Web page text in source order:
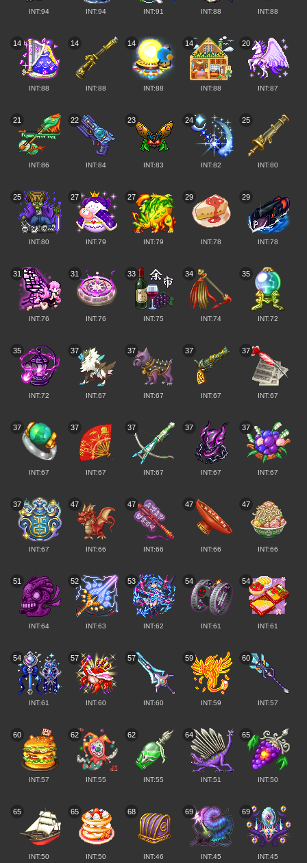
INT:94 INT:94 INT:91 INT:88 INT:88
14
INT:88
14
INT:88
14
INT:88
14
INT:88
20
INT:87
21
INT:86
22
INT:84
23
INT:83
24
INT:82
25
INT:80
25
INT:80
27
INT:79
27
INT:79
29
INT:78
29
INT:78
31
INT:76
31
INT:76
33
INT:75
34
INT:74
35
INT:72
35
INT:72
37
INT:67
37
INT:67
37
INT:67
37
INT:67
37
INT:67
37
INT:67
37
INT:67
37
INT:67
37
INT:67
37
INT:67
47
INT:66
47
INT:66
47
INT:66
47
INT:66
51
INT:64
52
INT:63
53
INT:62
54
INT:61
54
INT:61
54
INT:61
57
INT:60
57
INT:60
59
INT:59
60
INT:57
60
INT:57
62
INT:55
62
INT:55
64
INT:51
65
INT:50
65
INT:50
65
INT:50
68
INT:46
69
INT:45
69
INT:45